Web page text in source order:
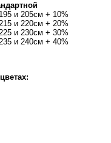
и 205см + 10%
и 220см + 20%
и 230см + 30%
и 240см + 40%